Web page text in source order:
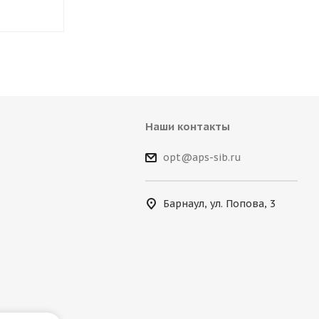
Наши контакты
opt@aps-sib.ru
Барнаул, ул. Попова, 3